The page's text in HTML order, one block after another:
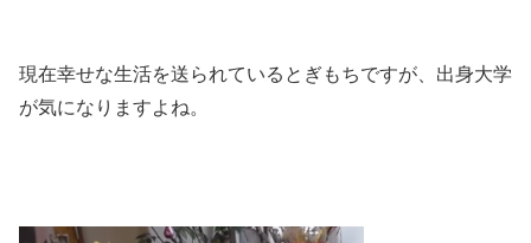
現在幸せな生活を送られているとぎもちですが、出身大学
が気になりますよね。